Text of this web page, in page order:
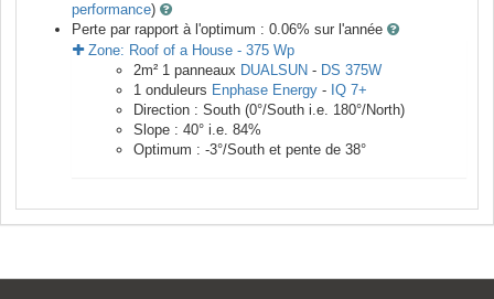
performance)
Perte par rapport à l'optimum : 0.06% sur l'année
Zone: Roof of a House - 375 Wp
2m² 1 panneaux DUALSUN - DS 375W
1 onduleurs Enphase Energy - IQ 7+
Direction : South (0°/South i.e. 180°/North)
Slope : 40° i.e. 84%
Optimum : -3°/South et pente de 38°